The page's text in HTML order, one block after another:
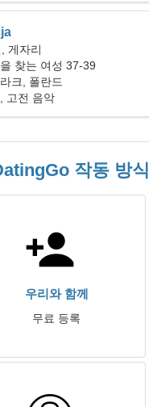
게자리
찾는 여성 37-39
크, 폴란드
고전 음악
작동 방식
우리와 함께
무료 등록